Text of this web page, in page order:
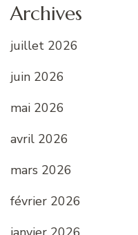
Archives
juillet 2026
juin 2026
mai 2026
avril 2026
mars 2026
février 2026